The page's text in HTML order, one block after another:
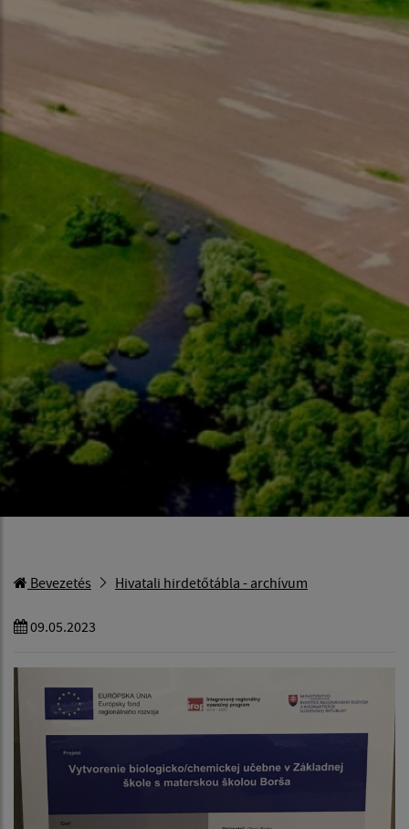
Bevezetés Hivatali hirdetőtábla - archívum
09.05.2023